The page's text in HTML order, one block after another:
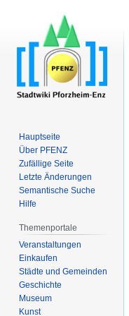
Hauptseite
Über PFENZ
Zufällige Seite
Letzte Änderungen
Semantische Suche
Hilfe
Themenportale
Veranstaltungen
Einkaufen
Städte und Gemeinden
Geschichte
Museum
Kunst